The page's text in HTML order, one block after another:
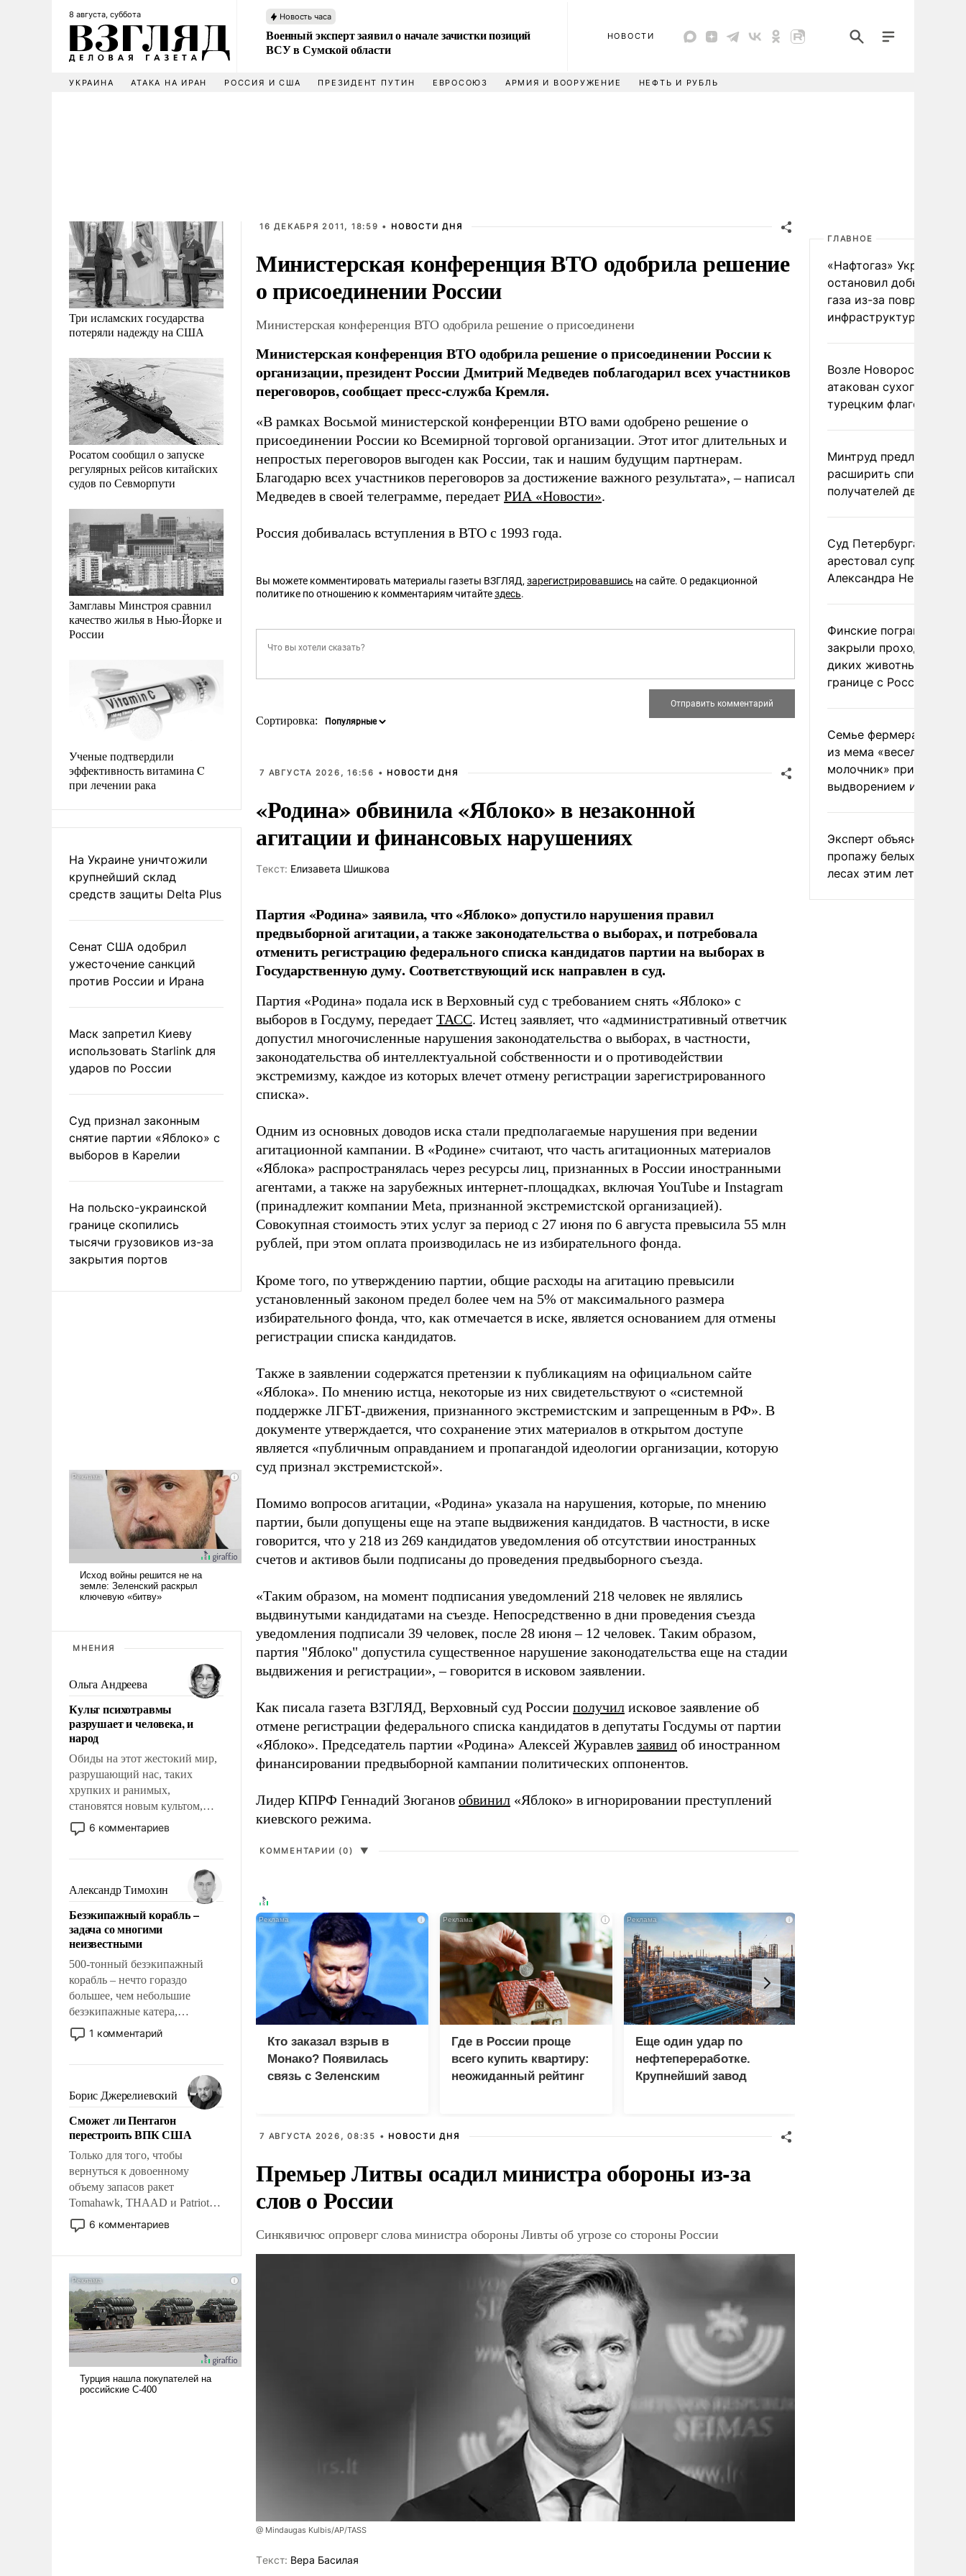
8 августа, суббота Новость часа
Военный эксперт заявил о начале зачистки позиций
ВСУ в Сумской области
НОВОСТИ
УКРАИНА АТАКА НА ИРАН РОССИЯ И США ПРЕЗИДЕНТ ПУТИН ЕВРОСОЮЗ АРМИЯ И ВООРУЖЕНИЕ НЕФТЬ И РУБЛЬ
Три исламских государства
потеряли надежду на США
Росатом сообщил о запуске
регулярных рейсов китайских
судов по Севморпути
Замглавы Минстроя сравнил
качество жилья в Нью-Йорке и
России
Ученые подтвердили
эффективность витамина C
при лечении рака
На Украине уничтожили
крупнейший склад
средств защиты Delta Plus
Сенат США одобрил
ужесточение санкций
против России и Ирана
Маск запретил Киеву
использовать Starlink для
ударов по России
Суд признал законным
снятие партии «Яблоко» с
выборов в Карелии
На польско-украинской
границе скопились
тысячи грузовиков из-за
закрытия портов
МНЕНИЯ
Ольга Андреева
Культ психотравмы
разрушает и человека, и
народ
Обиды на этот жестокий мир,
разрушающий нас, таких
хрупких и ранимых,
становятся новым культом,
постепенно вытесняя и
отменяя традиционное
мужественным и твердым под
ударами судьбы, брать на себя
ответственность, помогать
слабым, идти вперед и
адаптироваться.
6 комментариев
Александр Тимохин
Безэкипажный корабль –
задача со многими
неизвестными
500-тонный безэкипажный
корабль – нечто гораздо
большее, чем небольшие
безэкипажные катера,
применение которых уже
стало обыденностью. Задача по
сложна и амбициозна. Однако
и ее реализация радикально
поднимет наши боевые
возможности.
1 комментарий
Борис Джерелиевский
Сможет ли Пентагон
перестроить ВПК США
Только для того, чтобы
вернуться к довоенному
объему запасов ракет
Tomahawk, THAAD и Patriot
США потребуется более трех
лет. Даже небольшая война с
Сложившаяся ситуация
означает многолетний период
уязвимости США, например,
перед Китаем.
6 комментариев
16 ДЕКАБРЯ 2011, 18:59 • НОВОСТИ ДНЯ
Министерская конференция ВТО одобрила решение
о присоединении России
Министерская конференция ВТО одобрила решение о присоединени
Министерская конференция ВТО одобрила решение о присоединении России к
организации, президент России Дмитрий Медведев поблагодарил всех участников
переговоров, сообщает пресс-служба Кремля.
«В рамках Восьмой министерской конференции ВТО вами одобрено решение о
присоединении России ко Всемирной торговой организации. Этот итог длительных и
непростых переговоров выгоден как России, так и нашим будущим партнерам.
Благодарю всех участников переговоров за достижение важного результата», – написал
Медведев в своей телеграмме, передает РИА «Новости».
Россия добивалась вступления в ВТО с 1993 года.
Вы можете комментировать материалы газеты ВЗГЛЯД, зарегистрировавшись на сайте. О редакционной
политике по отношению к комментариям читайтездесь.
Сортировка:
7 АВГУСТА 2026, 16:56 • НОВОСТИ ДНЯ
«Родина» обвинила «Яблоко» в незаконной
агитации и финансовых нарушениях
Tекст: Елизавета Шишкова
Партия «Родина» заявила, что «Яблоко» допустило нарушения правил
предвыборной агитации, а также законодательства о выборах, и потребовала
отменить регистрацию федерального списка кандидатов партии на выборах в
Государственную думу. Соответствующий иск направлен в суд.
Партия «Родина» подала иск в Верховный суд с требованием снять «Яблоко» с
выборов в Госдуму, передает ТАСС. Истец заявляет, что «административный ответчик
допустил многочисленные нарушения законодательства о выборах, в частности,
законодательства об интеллектуальной собственности и о противодействии
экстремизму, каждое из которых влечет отмену регистрации зарегистрированного
списка».
Одним из основных доводов иска стали предполагаемые нарушения при ведении
агитационной кампании. В «Родине» считают, что часть агитационных материалов
«Яблока» распространялась через ресурсы лиц, признанных в России иностранными
агентами, а также на зарубежных интернет-площадках, включая YouTube и Instagram
(принадлежит компании Meta, признанной экстремистской организацией).
Совокупная стоимость этих услуг за период с 27 июня по 6 августа превысила 55 млн
рублей, при этом оплата производилась не из избирательного фонда.
Кроме того, по утверждению партии, общие расходы на агитацию превысили
установленный законом предел более чем на 5% от максимального размера
избирательного фонда, что, как отмечается в иске, является основанием для отмены
регистрации списка кандидатов.
Также в заявлении содержатся претензии к публикациям на официальном сайте
«Яблока». По мнению истца, некоторые из них свидетельствуют о «системной
поддержке ЛГБТ-движения, признанного экстремистским и запрещенным в РФ». В
документе утверждается, что сохранение этих материалов в открытом доступе
является «публичным оправданием и пропагандой идеологии организации, которую
суд признал экстремистской».
Помимо вопросов агитации, «Родина» указала на нарушения, которые, по мнению
партии, были допущены еще на этапе выдвижения кандидатов. В частности, в иске
говорится, что у 218 из 269 кандидатов уведомления об отсутствии иностранных
счетов и активов были подписаны до проведения предвыборного съезда.
«Таким образом, на момент подписания уведомлений 218 человек не являлись
выдвинутыми кандидатами на съезде. Непосредственно в дни проведения съезда
уведомления подписали 39 человек, после 28 июня – 12 человек. Таким образом,
партия "Яблоко" допустила существенное нарушение законодательства еще на стадии
выдвижения и регистрации», – говорится в исковом заявлении.
Как писала газета ВЗГЛЯД, Верховный суд России получил исковое заявление об
отмене регистрации федерального списка кандидатов в депутаты Госдумы от партии
«Яблоко». Председатель партии «Родина» Алексей Журавлев заявил об иностранном
финансировании предвыборной кампании политических оппонентов.
Лидер КПРФ Геннадий Зюганов обвинил «Яблоко» в игнорировании преступлений
киевского режима.
КОММЕНТАРИИ (0) ▼
i
Кто заказал взрыв в
Монако? Появилась
связь с Зеленским
i
Где в России проще
всего купить квартиру:
неожиданный рейтинг
i
Еще один удар по
нефтепереработке.
Крупнейший завод
7 АВГУСТА 2026, 08:35 • НОВОСТИ ДНЯ
Премьер Литвы осадил министра обороны из-за
слов о России
Синкявичюс опроверг слова министра обороны Ливты об угрозе со стороны России
@ Mindaugas Kulbis/AP/TASS
Tекст: Вера Басилая
ГЛАВНОЕ
«Нафтогаз» Украины
остановил добычу
газа из-за повреждения
инфраструктуры
Возле Новороссийска
атакован сухогруз под
турецким флагом
Минтруд предложил
расширить список
получателей двух
Суд Петербурга заочно
арестовал супругу
Александра Невзорова
Финские пограничники
закрыли проходы для
диких животных на
границе с Россией
Семье фермера
из мема «веселый
молочник» пригрозили
выдворением из
Эксперт объяснил
пропажу белых грибов
лесах этим летом